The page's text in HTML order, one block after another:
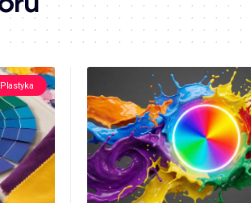
Plastyka